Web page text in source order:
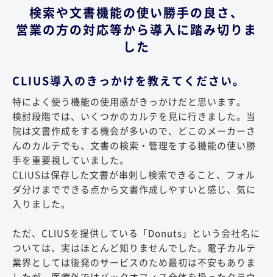
検索や文書機能の使い勝手の良さ、
営業の方の対応等から導入に踏み切りま
した
CLIUS導入のきっかけを教えてください。
特によく使う機能の使用感がきっかけだと思います。
検討段階では、いくつかのカルテを見に行きました。当
院は文書作成をする機会が多いので、どこのメーカーさ
んのカルテでも、文書の検索・管理をする機能の使い勝
手を重要視していました。
CLIUSは保存した文書が串刺し検索できること、フォル
ダ分けまでできる点から文書作成しやすいと感じ、気に
入りました。
ただ、CLIUSを提供している「Donuts」という会社名に
ついては、実はほとんど知りませんでした。電子カルテ
業界としては後発のサービスのため最初は不安もありま